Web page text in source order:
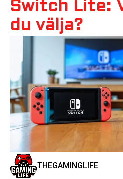
Switch Lite:
du välja?
THEGAMINGLIFE